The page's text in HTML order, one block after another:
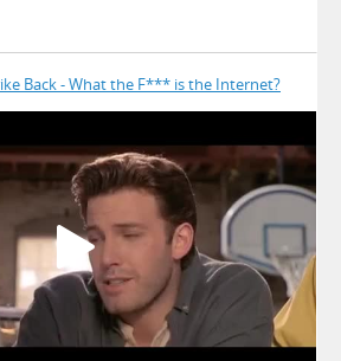
Back - What the F*** is the Internet?